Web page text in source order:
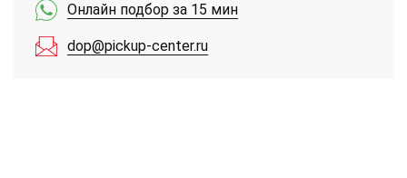
Онлайн подбор за 15 мин
dop@pickup-center.ru